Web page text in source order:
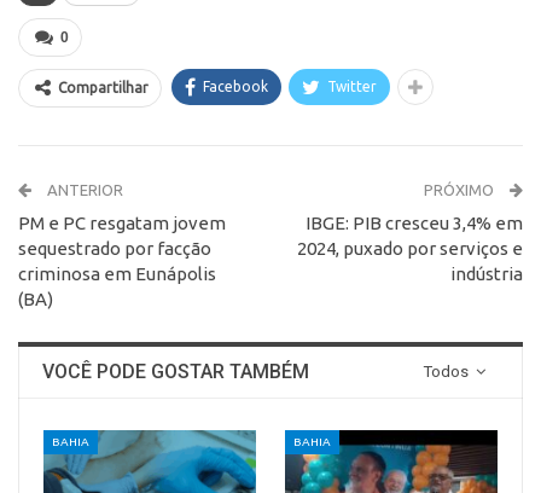
0
Compartilhar Facebook Twitter
ANTERIOR
PM e PC resgatam jovem
sequestrado por facção
criminosa em Eunápolis
(BA)
PRÓXIMO
IBGE: PIB cresceu 3,4% em
2024, puxado por serviços e
indústria
Todos
VOCÊ PODE GOSTAR TAMBÉM
BAHIA BAHIA